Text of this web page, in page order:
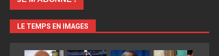
LE TEMPS EN IMAGES